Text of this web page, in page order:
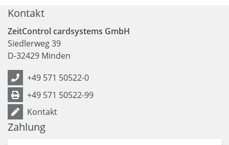
Kontakt
ZeitControl cardsystems GmbH
Siedlerweg 39
D-32429 Minden
+49 571 50522-0
+49 571 50522-99
Kontakt
Zahlung